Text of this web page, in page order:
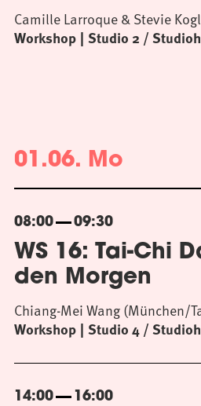
Workshop Studio 2 /
Camille Larroque & Stevie
01.06. Mo
08:00 09:30
WS 16: Tai-Chi
den Morgen
Workshop Studio 4 /
Chiang-Mei Wang (München/
14:00 16:00